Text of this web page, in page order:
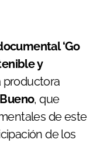
‘Go
y
productora
, que
de este
de los